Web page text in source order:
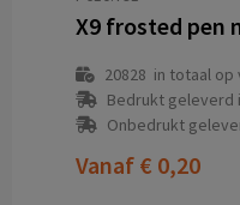
X9 frosted pen
20828 in totaal op
Bedrukt geleverd
Onbedrukt
Vanaf € 0,20